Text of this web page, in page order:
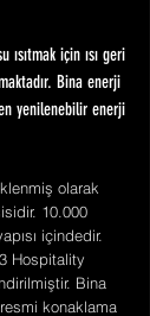
ısıtmak için ısı geri
Bina enerji
yenilenebilir enerji
olarak
10.000
içindedir.
Hospitality
Bina
konaklama